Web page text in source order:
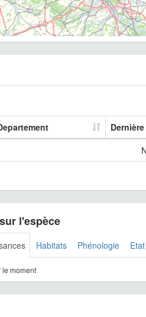
l'espèce
Habitats Phénologie
moment